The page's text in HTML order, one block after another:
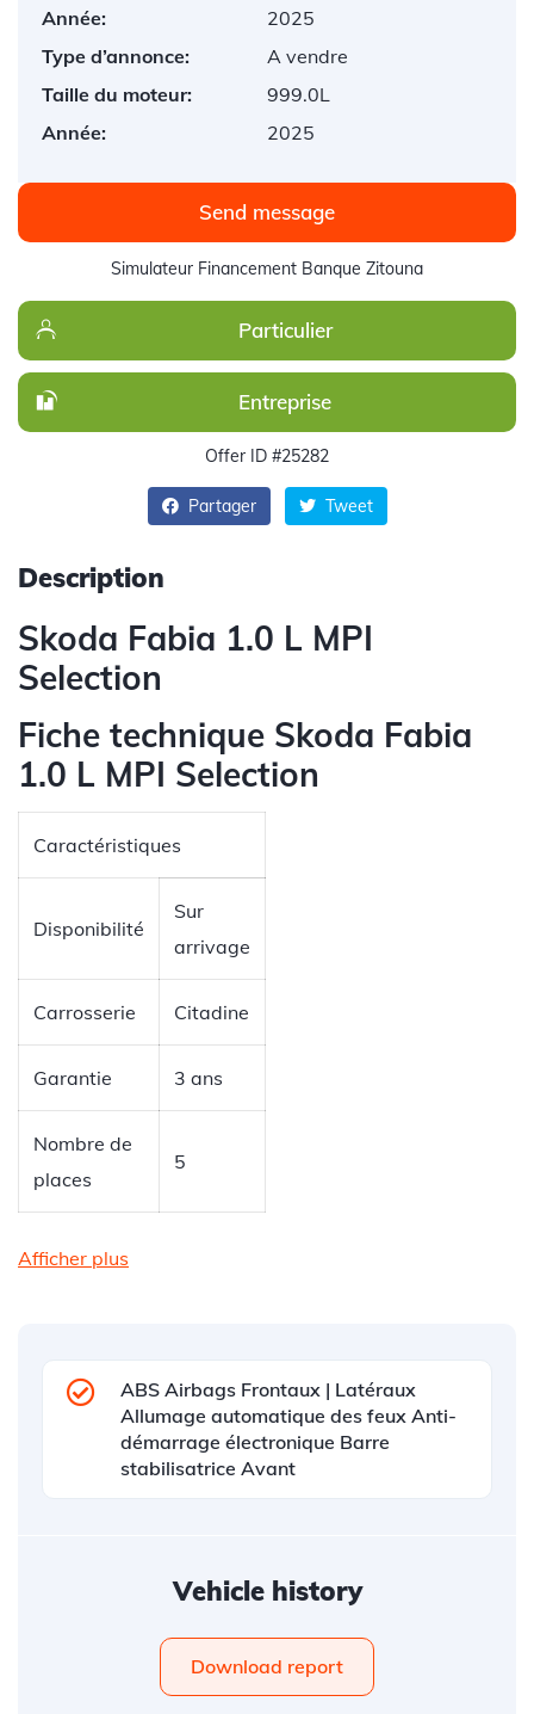
Année:
2025
Type d’annonce:
A vendre
Taille du moteur:
999.0L
Année:
2025
Send message
Simulateur Financement Banque Zitouna
Particulier
Entreprise
Offer ID #25282
Partager Tweet
Description
Skoda Fabia 1.0 L MPI
Selection
Fiche technique Skoda Fabia
1.0 L MPI Selection
Caractéristiques
Disponibilité
Sur
arrivage
Carrosserie Citadine
Garantie 3 ans
Nombre de
places
5
Afficher plus
ABS Airbags Frontaux | Latéraux
Allumage automatique des feux Anti-
démarrage électronique Barre
stabilisatrice Avant
Vehicle history
Download report